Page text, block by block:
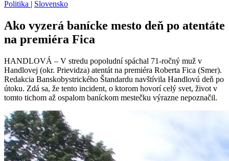
Politika | Slovensko
Ako vyzerá banícke mesto deň po atentáte
na premiéra Fica
HANDLOVÁ – V stredu popoludní spáchal 71-ročný muž v
Handlovej (okr. Prievidza) atentát na premiéra Roberta Fica (Smer).
Redakcia Banskobystrického Štandardu navštívila Handlovú deň po
útoku. Zdá sa, že tento incident, o ktorom hovorí celý svet, život v
tomto tichom až ospalom baníckom mestečku výrazne nepoznačil.